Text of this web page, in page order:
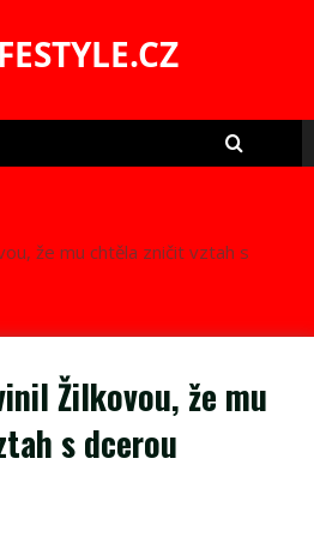
že mu chtěla zničit vztah s
Žilkovou, že mu
s dcerou